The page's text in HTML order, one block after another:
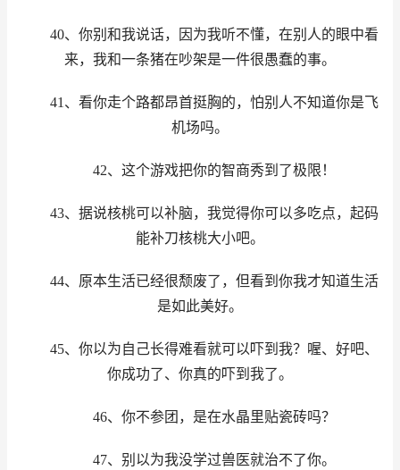
40、你别和我说话，因为我听不懂，在别人的眼中看
来，我和一条猪在吵架是一件很愚蠢的事。
41、看你走个路都昂首挺胸的，怕别人不知道你是飞
机场吗。
42、这个游戏把你的智商秀到了极限！
43、据说核桃可以补脑，我觉得你可以多吃点，起码
能补刀核桃大小吧。
44、原本生活已经很颓废了，但看到你我才知道生活
是如此美好。
45、你以为自己长得难看就可以吓到我？喔、好吧、
你成功了、你真的吓到我了。
46、你不参团，是在水晶里贴瓷砖吗？
47、别以为我没学过兽医就治不了你。